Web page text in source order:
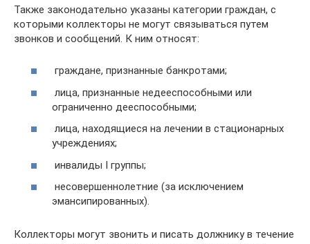
Также законодательно указаны категории граждан, с
которыми коллекторы не могут связываться путем
звонков и сообщений. К ним относят:
граждане, признанные банкротами;
лица, признанные недееспособными или
ограниченно дееспособными;
лица, находящиеся на лечении в стационарных
учреждениях;
инвалиды I группы;
несовершеннолетние (за исключением
эмансипированных).
Коллекторы могут звонить и писать должнику в течение